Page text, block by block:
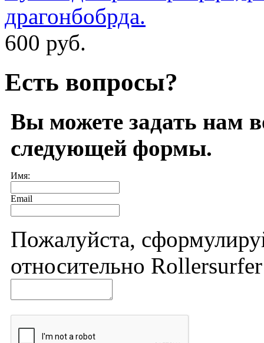
драгонбобрда.
600 руб.
Есть вопросы?
Вы можете задать нам
следующей формы.
Имя:
Email
Пожалуйста,
относительно